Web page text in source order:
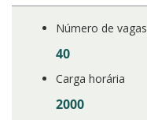
Número de vagas
40
Carga horária
2000